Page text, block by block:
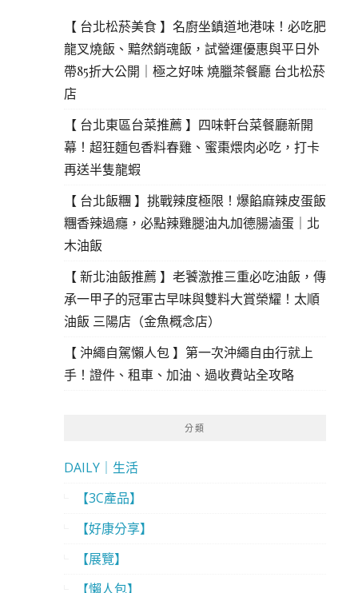
【 台北松菸美食 】名廚坐鎮道地港味！必吃肥
龍叉燒飯、黯然銷魂飯，試營運優惠與平日外
帶85折大公開｜極之好味 燒臘茶餐廳 台北松菸
店
【 台北東區台菜推薦 】四味軒台菜餐廳新開
幕！超狂麵包香料春雞、蜜棗煨肉必吃，打卡
再送半隻龍蝦
【 台北飯糰 】挑戰辣度極限！爆餡麻辣皮蛋飯
糰香辣過癮，必點辣雞腿油丸加德腸滷蛋｜北
木油飯
【 新北油飯推薦 】老饕激推三重必吃油飯，傳
承一甲子的冠軍古早味與雙料大賞榮耀！太順
油飯 三陽店（金魚概念店）
【 沖繩自駕懶人包 】第一次沖繩自由行就上
手！證件、租車、加油、過收費站全攻略
分類
DAILY｜生活
【3C產品】
【好康分享】
【展覽】
【懶人包】